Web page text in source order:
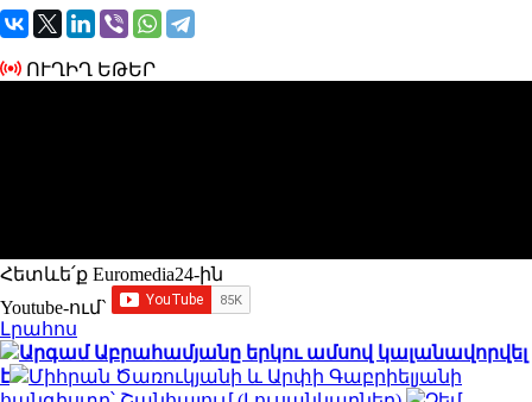
ՈՒՂԻՂ ԵԹԵՐ
Հետևե՛ք Euromedia24-ին
Youtube-ում`
Լրահոս
Արգամ Աբրահամյանը երկու ամսով կալանավորվել
է
Միհրան Ծառուկյանի և Արփի Գաբրիելյանի